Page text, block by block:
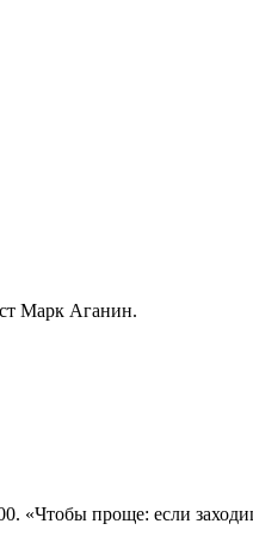
Марк Аганин.
«Чтобы проще: если